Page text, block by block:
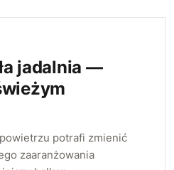
jadalnia —
potrafi zmienić
zaaranżowania